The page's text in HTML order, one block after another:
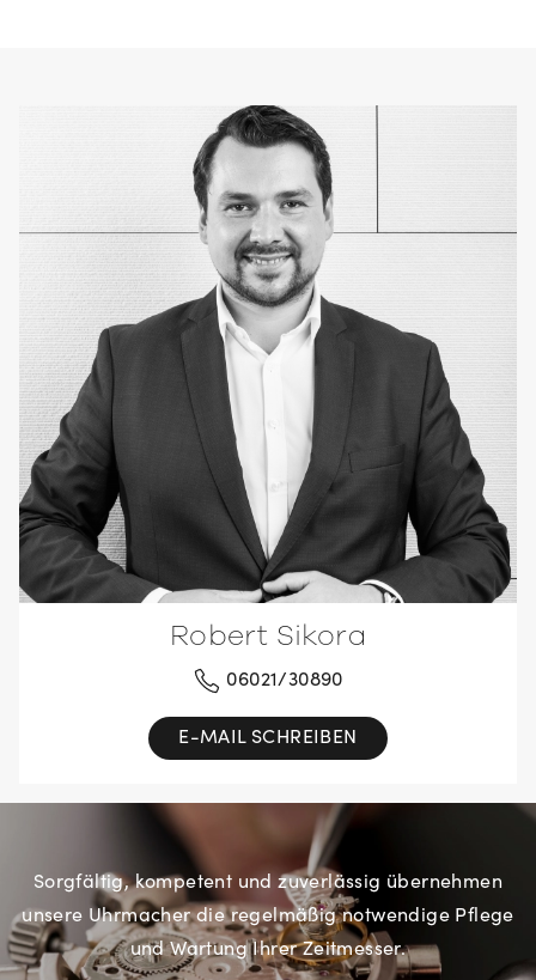
Robert Sikora
06021/30890
E-MAIL SCHREIBEN
Sorgfältig, kompetent und zuverlässig übernehmen
unsere Uhrmacher die regelmäßig notwendige Pflege
und Wartung Ihrer Zeitmesser.